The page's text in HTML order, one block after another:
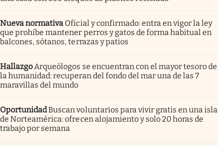
Nueva normativa Oficial y confirmado: entra en vigor la ley
que prohíbe mantener perros y gatos de forma habitual en
balcones, sótanos, terrazas y patios
Hallazgo Arqueólogos se encuentran con el mayor tesoro de
la humanidad: recuperan del fondo del mar una de las 7
maravillas del mundo
OportunidadBuscan voluntarios para vivir gratis en una isla
de Norteamérica: ofrecen alojamiento y solo 20 horas de
trabajo por semana